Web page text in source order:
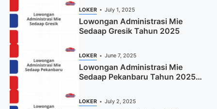
LOKER July 1, 2025
Lowongan Administrasi Mie
Sedaap Gresik Tahun 2025
LOKER June 7, 2025
Lowongan Administrasi Mie
Sedaap Pekanbaru Tahun 2025
LOKER July 2, 2025